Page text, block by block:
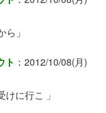
」
ト ：2012/10/08(月)
に行こ 」